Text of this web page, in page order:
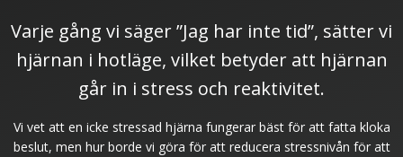
Varje gång vi säger ”Jag har inte tid”, sätter vi
hjärnan i hotläge, vilket betyder att hjärnan
går in i stress och reaktivitet.
Vi vet att en icke stressad hjärna fungerar bäst för att fatta kloka
beslut, men hur borde vi göra för att reducera stressnivån för att